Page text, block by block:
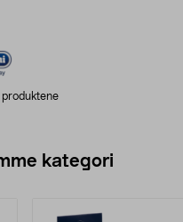
produktene
kategori